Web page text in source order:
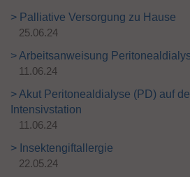
> Palliative Versorgung zu Hause
25.06.24
> Arbeitsanweisung
11.06.24
> Akut Peritonealdialyse (PD) auf
Intensivstation
11.06.24
> Insektengiftallergie
22.05.24